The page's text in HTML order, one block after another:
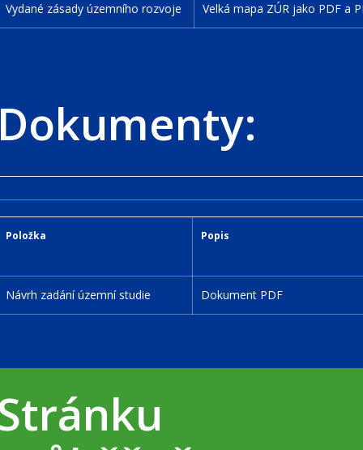
Vydané zásady územního rozvoje Velká mapa ZÚR jako PDF a
Položka Popis
Návrh zadání územní studie Dokument PDF